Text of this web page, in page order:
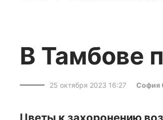
В Тамбове
25 октября 2023 16:27 София